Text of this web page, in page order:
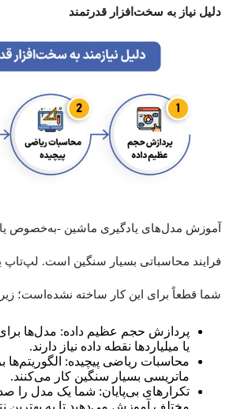
دلیل نیاز به سخت‌افزار قدرتمند
آموزش مدل‌های یادگیری ماشین -به‌خصوص
فرایند محاسباتی بسیار سنگین است. لپ‌تاپ
شما قطعاً برای این کار ساخته نشده‌است؛ زیرا
پردازش حجم عظیم داده: مدل‌ها برای
یا میلیاردها نقطه داده نیاز دارند.
محاسبات ریاضی پیچیده: الگوریتم‌ها
ماتریسی بسیار سنگین کار می‌کنند.
تکرارهای بی‌پایان: شما یک مدل را
مختلف آموزش می‌دهید تا به بهترین